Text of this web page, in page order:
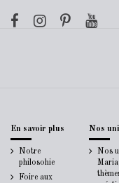
En savoir plus
Notre
philosohie
Foire aux
Nos
Nos